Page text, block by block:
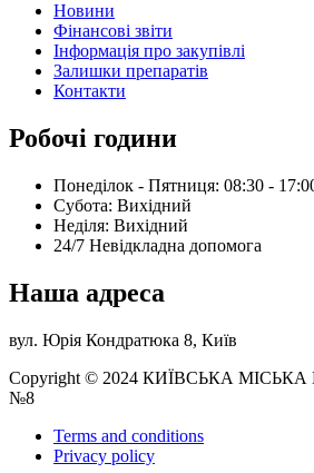
Новини
Фінансові звіти
Інформація про закупівлі
Залишки препаратів
Контакти
Робочі години
Понеділок - Пятниця: 08:30 -
Субота: Вихідний
Нeділя: Вихідний
24/7 Невідкладна допомога
Наша адреса
вул. Юрія Кондратюка 8, Київ
Copyright © 2024 КИЇВСЬКА
№8
Terms and conditions
Privacy policy